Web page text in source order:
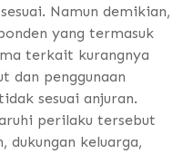
Namun demikian,
yang termasuk
terkait kurangnya
dan penggunaan
sesuai anjuran.
perilaku tersebut
keluarga,